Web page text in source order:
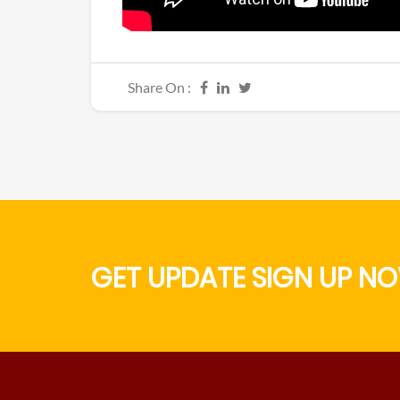
Share On :
GET UPDATE SIGN UP